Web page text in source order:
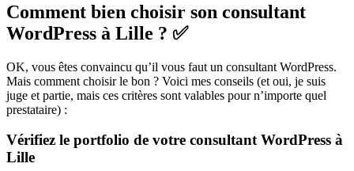
Comment bien choisir son consultant
WordPress à Lille ? ✅
OK, vous êtes convaincu qu’il vous faut un consultant WordPress.
Mais comment choisir le bon ? Voici mes conseils (et oui, je suis
juge et partie, mais ces critères sont valables pour n’importe quel
prestataire) :
Vérifiez le portfolio de votre consultant WordPress à
Lille